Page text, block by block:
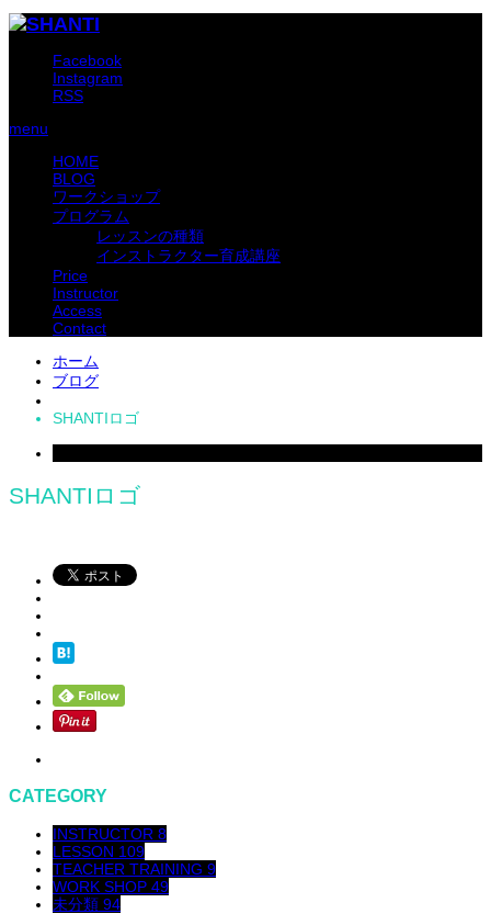
Facebook
Instagram
RSS
menu
HOME
BLOG
ワークショップ
プログラム
レッスンの種類
インストラクター育成講座
Price
Instructor
Access
Contact
ホーム
ブログ
SHANTIロゴ
SHANTIロゴ
CATEGORY
INSTRUCTOR 8
LESSON 109
TEACHER TRAINING 9
WORK SHOP 49
未分類 94